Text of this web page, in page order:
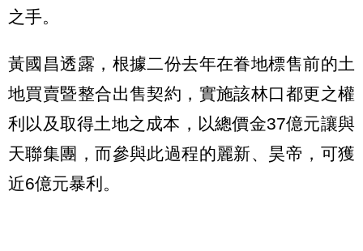
之手。
黃國昌透露，根據二份去年在眷地標售前的土
地買賣暨整合出售契約，實施該林口都更之權
利以及取得土地之成本，以總價金37億元讓與
天聯集團，而參與此過程的麗新、昊帝，可獲
近6億元暴利。